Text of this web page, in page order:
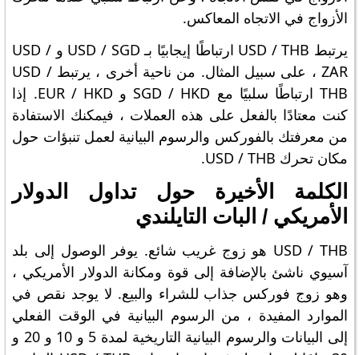
الأزواج في الاتجاه المعاكس.
يرتبط USD / THB ارتباطًا إيجابيًا بـ USD / SGD و USD /
ZAR ، على سبيل المثال. من ناحية أخرى ، يرتبط USD /
THB ارتباطًا سلبيًا مع SGD / HKD و EUR / HKD. إذا
كنت معتادًا بالفعل على هذه العملات ، فيمكنك الاستفادة
من معرفتك بالفوركس والرسوم البيانية لعمل تنبؤات حول
مكان تحرك USD / THB.
الكلمة الأخيرة حول تداول الدولار
الأمريكي / البات التايلندي
USD / THB هو زوج غريب شائع. يوفر الوصول إلى بلد
آسيوي ناشئ بالإضافة إلى قوة ومكانة الدولار الأمريكي ،
وهو زوج فوركس جذاب للشراء والبيع. لا يوجد نقص في
الموارد المفيدة ، من الرسوم البيانية في الوقت الفعلي
إلى البيانات والرسوم البيانية التاريخية لمدة 5 و 10 و 20 و